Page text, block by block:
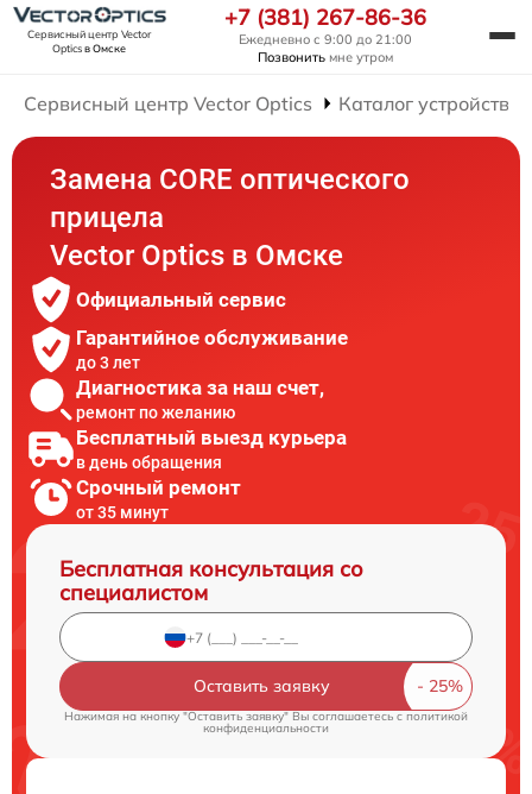
Сервисный центр Vector
Opticsв Омске
+7 (381) 267-86-36
Ежедневно с 9:00 до 21:00
Позвонить мне утром
Сервисный центр Vector Optics Каталог устройств
Замена CORE оптического
прицела
Vector Optics в Омске
Официальный сервис
Гарантийное обслуживание
до 3 лет
Диагностика за наш счет,
ремонт по желанию
Бесплатный выезд курьера
в день обращения
Срочный ремонт
от 35 минут
Бесплатная консультация со
специалистом
Оставить заявку
Нажимая на кнопку "Оставить заявку" Вы соглашаетесь cполитикой
конфиденциальности